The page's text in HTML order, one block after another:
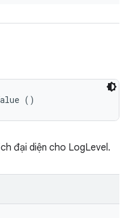
()
đại diện cho LogLevel.